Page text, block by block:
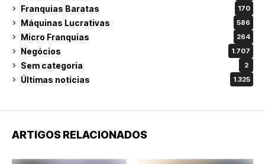
Franquias Baratas 170
Máquinas Lucrativas 586
Micro Franquias 264
Negócios 1.707
Sem categoria 2
Últimas notícias 1.325
ARTIGOS RELACIONADOS